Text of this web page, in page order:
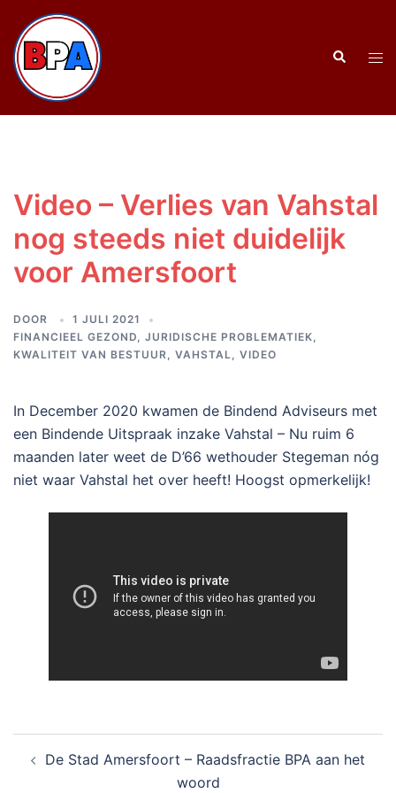
naar
de
inhoud
Zoeken
Video – Verlies van Vahstal
nog steeds niet duidelijk
voor Amersfoort
DOOR
1 JULI 2021
FINANCIEEL GEZOND, JURIDISCHE PROBLEMATIEK,
KWALITEIT VAN BESTUUR, VAHSTAL, VIDEO
In December 2020 kwamen de Bindend Adviseurs met
een Bindende Uitspraak inzake Vahstal – Nu ruim 6
maanden later weet de D’66 wethouder Stegeman nóg
niet waar Vahstal het over heeft! Hoogst opmerkelijk!
navigatie
De Stad Amersfoort – Raadsfractie BPA aan het
woord